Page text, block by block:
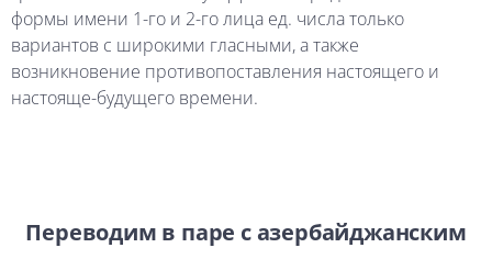
формы имени 1-го и 2-го лица ед. числа только
вариантов с широкими гласными, а также
возникновение противопоставления настоящего и
настояще-будущего времени.
Переводим в паре с азербайджанским